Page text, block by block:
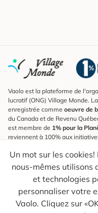
Un mot sur les
nous-mêmes utilisons
et technologies
personnaliser votre
Vaolo. Cliquez sur
Vaolo est la plateforme de
lucratif (ONG) Village Monde.
enregistrée comme oeuvre de
du Canada et de Revenu
est membre de 1% pour la
reviennent à 100% aux
S'inscrire à l'infolettre
Pour connaître les
astuces pour des voyages plus
Ton courriel